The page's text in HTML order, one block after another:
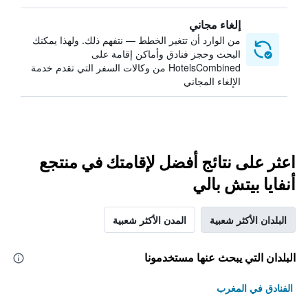
إلغاء مجاني
من الوارد أن تتغير الخطط — نتفهم ذلك. ولهذا يمكنك
البحث وحجز فنادق وأماكن إقامة على
HotelsCombined من وكالات السفر التي تقدم خدمة
الإلغاء المجاني
اعثر على نتائج أفضل لإقامتك في منتجع
أنفايا بيتش بالي
البلدان الأكثر شعبية المدن الأكثر شعبية
البلدان التي يبحث عنها مستخدمونا
الفنادق في المغرب